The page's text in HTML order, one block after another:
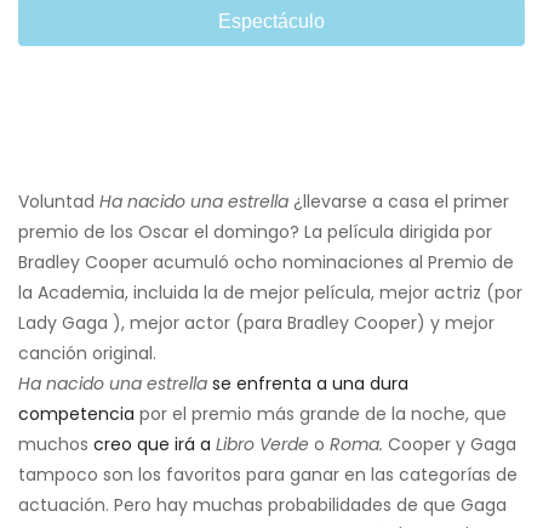
Espectáculo
Voluntad Ha nacido una estrella ¿llevarse a casa el primer
premio de los Oscar el domingo? La película dirigida por
Bradley Cooper acumuló ocho nominaciones al Premio de
la Academia, incluida la de mejor película, mejor actriz (por
Lady Gaga ), mejor actor (para Bradley Cooper) y mejor
canción original.
Ha nacido una estrella se enfrenta a una dura
competencia por el premio más grande de la noche, que
muchos creo que irá a Libro Verde o Roma. Cooper y Gaga
tampoco son los favoritos para ganar en las categorías de
actuación. Pero hay muchas probabilidades de que Gaga